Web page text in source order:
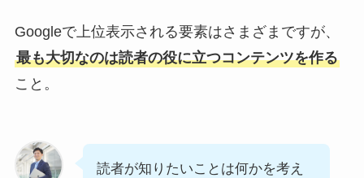
Googleで上位表示される要素はさまざまですが、
最も大切なのは読者の役に立つコンテンツを作る
こと。
読者が知りたいことは何かを考え